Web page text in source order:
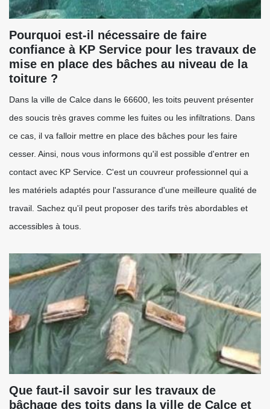
Pourquoi est-il nécessaire de faire
confiance à KP Service pour les travaux de
mise en place des bâches au niveau de la
toiture ?
Dans la ville de Calce dans le 66600, les toits peuvent présenter
des soucis très graves comme les fuites ou les infiltrations. Dans
ce cas, il va falloir mettre en place des bâches pour les faire
cesser. Ainsi, nous vous informons qu'il est possible d'entrer en
contact avec KP Service. C'est un couvreur professionnel qui a
les matériels adaptés pour l'assurance d'une meilleure qualité de
travail. Sachez qu'il peut proposer des tarifs très abordables et
accessibles à tous.
Que faut-il savoir sur les travaux de
bâchage des toits dans la ville de Calce et